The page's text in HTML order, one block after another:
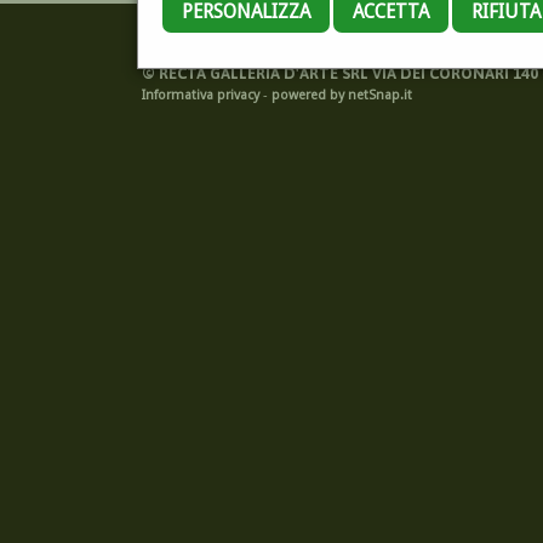
PERSONALIZZA ACCETTA
©RECTA GALLERIA D'ARTE SRL VIA DEI CORONARI
Informativa privacy- powered by netSnap.it